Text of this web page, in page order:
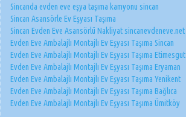
Sincanda evden eve eşya taşıma kamyonu sincan
Sincan Asansörle Ev Eşyası Taşıma
Sincan Evden Eve Asansörlü Nakliyat sincanevdeneve.net
Evden Eve Ambalajlı Montajlı Ev Eşyası Taşıma Sincan
Evden Eve Ambalajlı Montajlı Ev Eşyası Taşıma Etimesgut
Evden Eve Ambalajlı Montajlı Ev Eşyası Taşıma Eryaman
Evden Eve Ambalajlı Montajlı Ev Eşyası Taşıma Yenikent
Evden Eve Ambalajlı Montajlı Ev Eşyası Taşıma Bağlıca
Evden Eve Ambalajlı Montajlı Ev Eşyası Taşıma Ümitköy